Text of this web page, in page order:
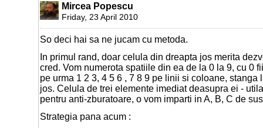
Mircea Popescu
Friday, 23 April 2010
So deci hai sa ne jucam cu metoda.
In primul rand, doar celula din dreapta jos merita
cred. Vom numerota spatiile din ea de la 0 la 9, cu 0
pe urma 1 2 3, 4 5 6 , 7 8 9 pe linii si coloane, stanga
jos. Celula de trei elemente imediat deasupra ei -
pentru anti-zburatoare, o vom imparti in A, B, C de
Strategia pana acum :